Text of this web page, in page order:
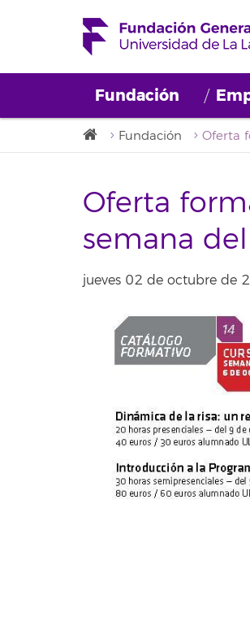
Fundación
Fundación
Oferta
semana
jueves 02 de octubre de